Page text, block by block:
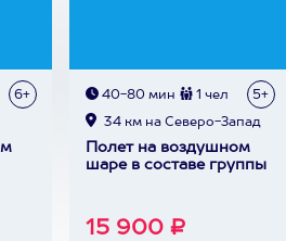
6+ 40-80 мин 1 чел 5+
34 км на Северо-Запад
Полет на воздушном
шаре в составе группы
15 900 ₽